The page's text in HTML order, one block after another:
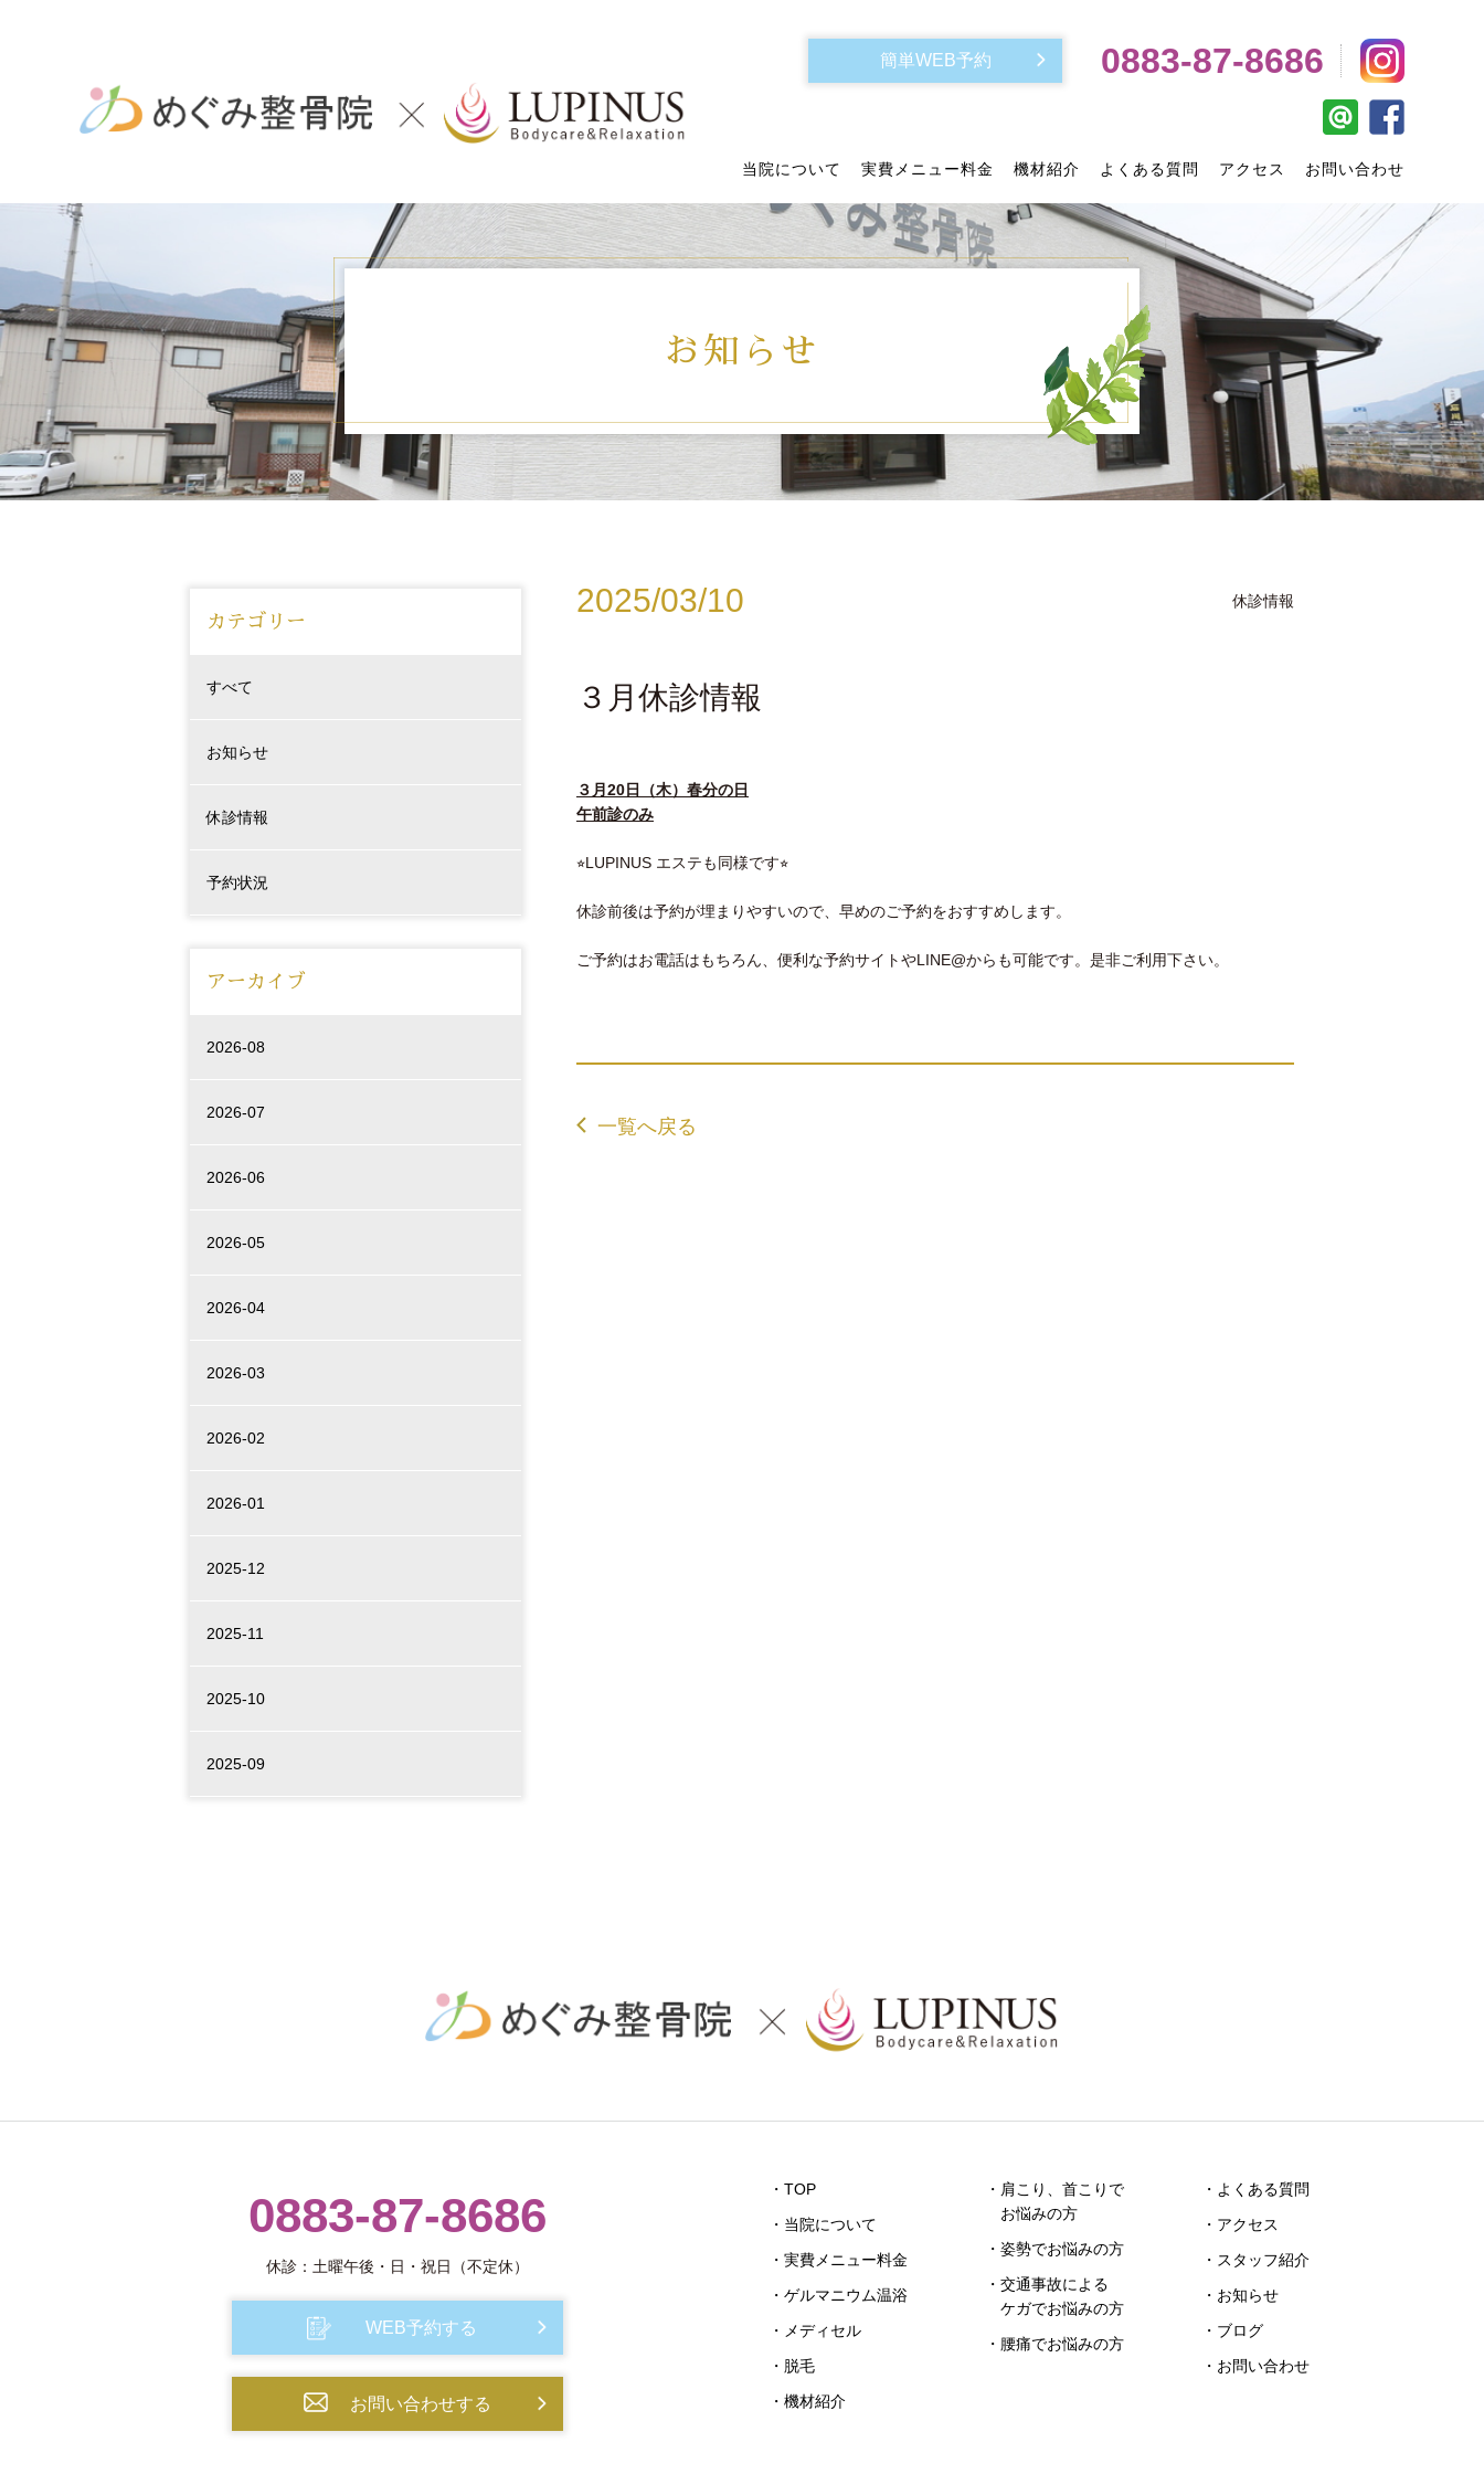
簡単WEB予約 0883-87-8686
当院について 実費メニュー料金 機材紹介 よくある質問 アクセス お問い合わせ
お知らせ
2025/03/10 休診情報
３月休診情報
３月20日（木）春分の日
午前診のみ
⭐︎LUPINUS エステも同様です⭐︎
休診前後は予約が埋まりやすいので、早めのご予約をおすすめします。
ご予約はお電話はもちろん、便利な予約サイトやLINE@からも可能です。是非ご利用下さい。
一覧へ戻る
カテゴリー
すべて
お知らせ
休診情報
予約状況
アーカイブ
2026-08
2026-07
2026-06
2026-05
2026-04
2026-03
2026-02
2026-01
2025-12
2025-11
2025-10
2025-09
0883-87-8686
休診：土曜午後・日・祝日（不定休）
WEB予約する
お問い合わせする
・TOP
・当院について
・実費メニュー料金
・ゲルマニウム温浴
・メディセル
・脱毛
・機材紹介
・肩こり、首こりで
お悩みの方
・姿勢でお悩みの方
・交通事故による
ケガでお悩みの方
・腰痛でお悩みの方
・よくある質問
・アクセス
・スタッフ紹介
・お知らせ
・ブログ
・お問い合わせ